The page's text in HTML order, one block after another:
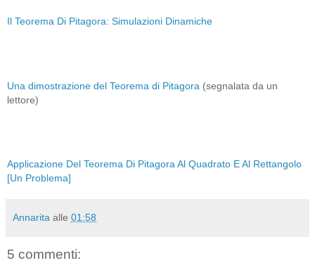
Il Teorema Di Pitagora: Simulazioni Dinamiche
Una dimostrazione del Teorema di Pitagora (segnalata da un
lettore)
Applicazione Del Teorema Di Pitagora Al Quadrato E Al Rettangolo
[Un Problema]
Annarita alle 01:58
5 commenti: